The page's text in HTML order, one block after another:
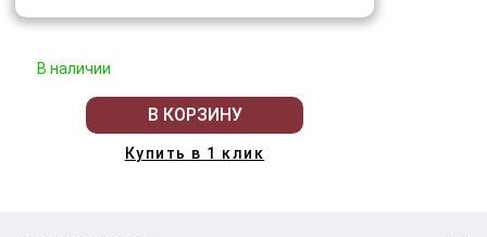
В наличии
В КОРЗИНУ
Купить в 1 клик